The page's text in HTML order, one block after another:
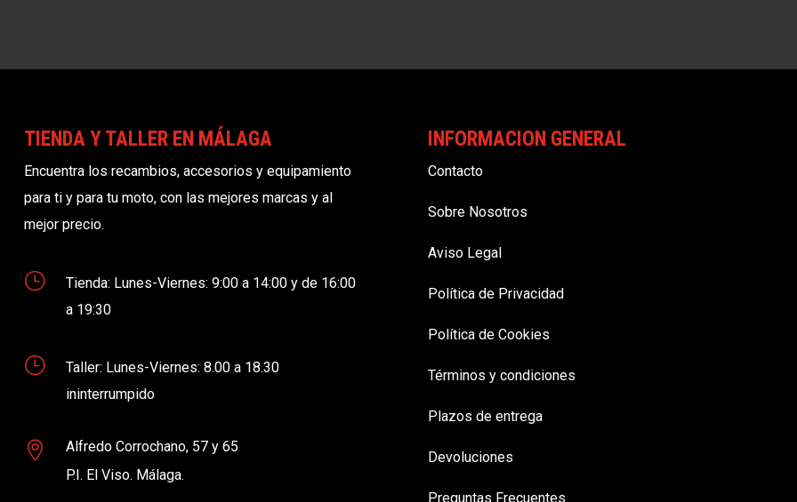
TIENDA Y TALLER EN MÁLAGA
Encuentra los recambios, accesorios y equipamiento
para ti y para tu moto, con las mejores marcas y al
mejor precio.
}
Tienda: Lunes-Viernes: 9:00 a 14:00 y de 16:00
a 19:30
}
Taller: Lunes-Viernes: 8.00 a 18.30
ininterrumpido

Alfredo Corrochano, 57 y 65
P.I. El Viso. Málaga.
INFORMACION GENERAL
Contacto
Sobre Nosotros
Aviso Legal
Política de Privacidad
Política de Cookies
Términos y condiciones
Plazos de entrega
Devoluciones
Preguntas Frecuentes